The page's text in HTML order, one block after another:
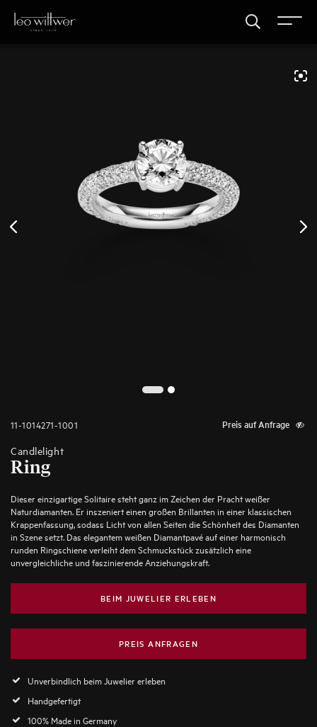
11-1014271-1001 Preis auf Anfrage
Candlelight
Ring
Dieser einzigartige Solitaire steht ganz im Zeichen der Pracht weißer
Naturdiamanten. Er inszeniert einen großen Brillanten in einer klassischen
Krappenfassung, sodass Licht von allen Seiten die Schönheit des Diamanten
in Szene setzt. Das elegantem weißen Diamantpavé auf einer harmonisch
runden Ringschiene verleiht dem Schmuckstück zusätzlich eine
unvergleichliche und faszinierende Anziehungskraft.
BEIM JUWELIER ERLEBEN
PREIS ANFRAGEN
Unverbindlich beim Juwelier erleben
Handgefertigt
100% Made in Germany